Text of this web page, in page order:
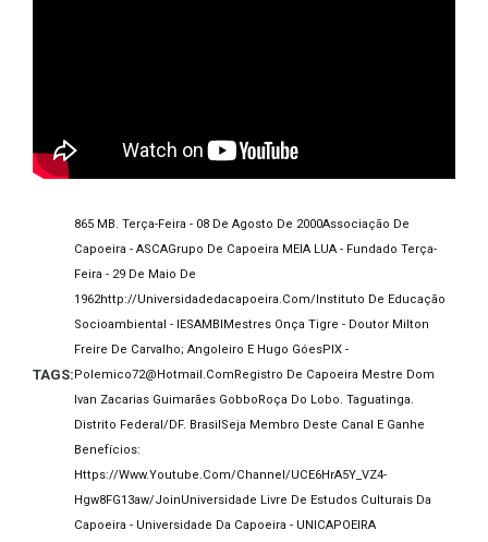
TAGS:
865 MB. Terça-Feira - 08 De Agosto De 2000Associação De
Capoeira - ASCAGrupo De Capoeira MEIA LUA - Fundado Terça-
Feira - 29 De Maio De
1962Http://universidadedacapoeira.com/ Instituto De Educação
Socioambiental - IESAMBI Mestres Onça Tigre - Doutor Milton
Freire De Carvalho; Angoleiro E Hugo GóesPIX -
Polemico72@hotmail.com Registro De Capoeira Mestre Dom
Ivan Zacarias Guimarães Gobbo Roça Do Lobo. Taguatinga.
Distrito Federal/DF. Brasil Seja Membro Deste Canal E Ganhe
Benefícios:
Https://www.youtube.com/channel/UCE6HrA5Y_VZ4-
Hgw8FG13aw/joinUniversidade Livre De Estudos Culturais Da
Capoeira - Universidade Da Capoeira - UNICAPOEIRA